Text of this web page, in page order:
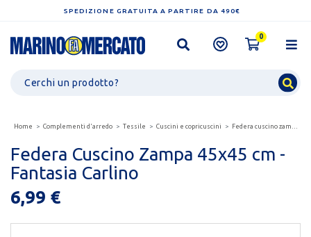
SPEDIZIONE GRATUITA A PARTIRE DA 490€
0
Home Complementi d'arredo Tessile Cuscini e copricuscini Federa cuscino zampa 45x45 cm - fantasia carlino
Federa Cuscino Zampa 45x45 cm -
Fantasia Carlino
6,99 €